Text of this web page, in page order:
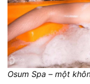
Osum Spa – một